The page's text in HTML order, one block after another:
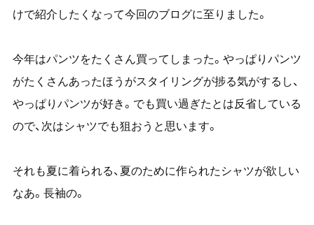
けで紹介したくなって今回のブログに至りました。
今年はパンツをたくさん買ってしまった。やっぱりパンツ
がたくさんあったほうがスタイリングが捗る気がするし、
やっぱりパンツが好き。でも買い過ぎたとは反省している
ので、次はシャツでも狙おうと思います。
それも夏に着られる、夏のために作られたシャツが欲しい
なあ。長袖の。